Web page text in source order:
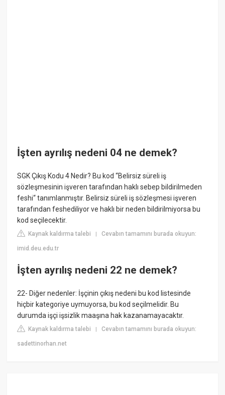
İşten ayrılış nedeni 04 ne demek?
SGK Çıkış Kodu 4 Nedir? Bu kod “Belirsiz süreli iş
sözleşmesinin işveren tarafından haklı sebep bildirilmeden
feshi“ tanımlanmıştır. Belirsiz süreli iş sözleşmesi işveren
tarafından feshediliyor ve haklı bir neden bildirilmiyorsa bu
kod seçilecektir.
Kaynak kaldırma talebi |Cevabın tamamını burada okuyun:
imid.deu.edu.tr
İşten ayrılış nedeni 22 ne demek?
22- Diğer nedenler: İşçinin çıkış nedeni bu kod listesinde
hiçbir kategoriye uymuyorsa, bu kod seçilmelidir. Bu
durumda işçi işsizlik maaşına hak kazanamayacaktır.
Kaynak kaldırma talebi |Cevabın tamamını burada okuyun:
sadettinorhan.net